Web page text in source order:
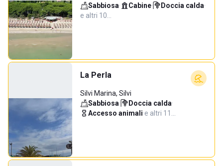
Sabbiosa· Cabine· Doccia calda·
e altri 10…
La Perla
Silvi Marina, Silvi
Sabbiosa· Doccia calda·
Accesso animali·e altri 11…